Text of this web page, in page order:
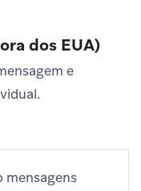
dos EUA)
e
mensagens